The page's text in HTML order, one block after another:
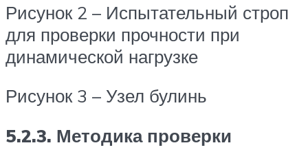
Рисунок 2 – Испытательный строп
для проверки прочности при
динамической нагрузке
Рисунок 3 – Узел булинь
5.2.3. Методика проверки